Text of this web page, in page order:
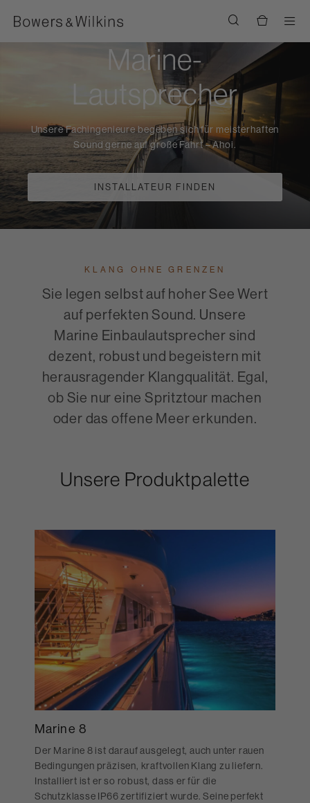
Marine-
Lautsprecher
Unsere Fachingenieure begeben sich für meisterhaften
Sound gerne auf große Fahrt – Ahoi.
INSTALLATEUR FINDEN
KLANG OHNE GRENZEN
Sie legen selbst auf hoher See Wert
auf perfekten Sound. Unsere
Marine Einbaulautsprecher sind
dezent, robust und begeistern mit
herausragender Klangqualität. Egal,
ob Sie nur eine Spritztour machen
oder das offene Meer erkunden.
Unsere Produktpalette
Marine 8
Der Marine 8 ist darauf ausgelegt, auch unter rauen
Bedingungen präzisen, kraftvollen Klang zu liefern.
Installiert ist er so robust, dass er für die
Schutzklasse IP66 zertifiziert wurde. Seine perfekt